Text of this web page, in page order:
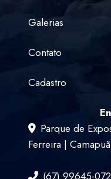
Galerias
Contato
Cadastro
Parque de
Ferreira |
(67) 99645-